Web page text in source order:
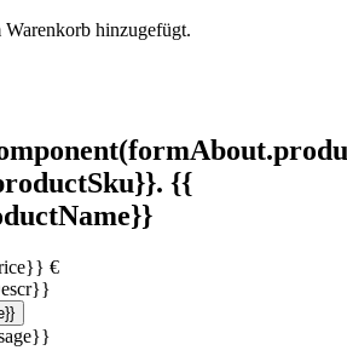
hinzugefügt.
{{
€